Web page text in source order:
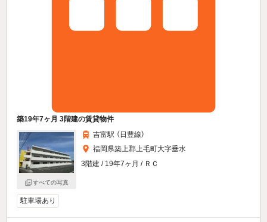
築19年7ヶ月 3階建の賃貸物件
すべての写真
吉富駅 （日豊線）
福岡県築上郡上毛町大字垂水
3階建 / 19年7ヶ月 / ＲＣ
駐車場あり